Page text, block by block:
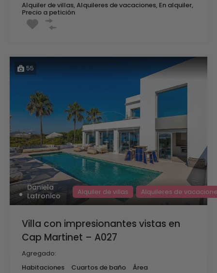
Alquiler de villas, Alquileres de vacaciones, En alquiler,
Precio a petición
55
Daniela
Latronico
Alquiler de villas Alquileres de
Villa con impresionantes vistas en
Cap Martinet – A027
Agregado:
Habitaciones
Cuartos de baño
Área